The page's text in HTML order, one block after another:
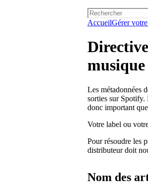
AccueilGérer
musique
Les métadonnées
sorties sur Spotify.
donc important
Votre label ou
Pour résoudre les
distributeur doit
Nom des